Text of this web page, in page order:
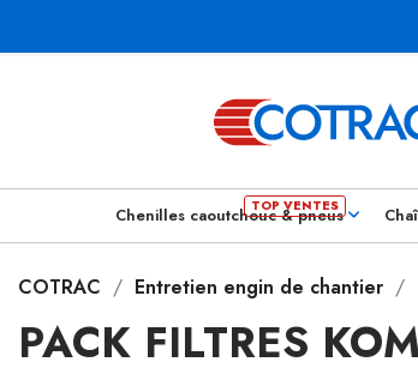
Chenilles caoutchouc & pneus
COTRAC Entretien engin de chantier
PACK FILTRES